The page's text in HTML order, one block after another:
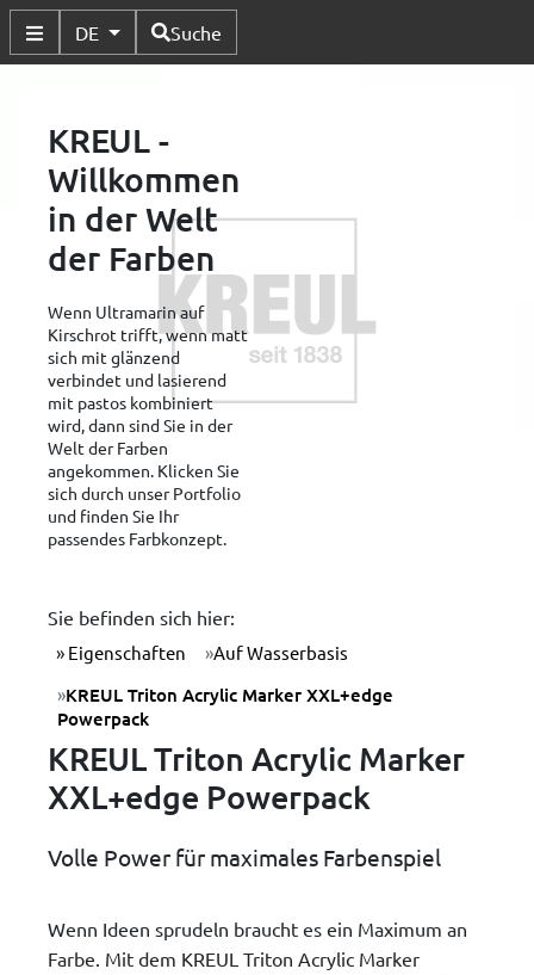
Untermenü Umschalten
DE Verfügbare Sprachen
Suche
KREUL -
Willkommen
in der Welt
der Farben
Wenn Ultramarin auf
Kirschrot trifft, wenn matt
sich mit glänzend
verbindet und lasierend
mit pastos kombiniert
wird, dann sind Sie in der
Welt der Farben
angekommen. Klicken Sie
sich durch unser Portfolio
und finden Sie Ihr
passendes Farbkonzept.
Sie befinden sich hier:
Eigenschaften Auf Wasserbasis
KREUL Triton Acrylic Marker XXL+edge
Powerpack
KREUL Triton Acrylic Marker
XXL+edge Powerpack
Volle Power für maximales Farbenspiel
Wenn Ideen sprudeln braucht es ein Maximum an
Farbe. Mit dem KREUL Triton Acrylic Marker